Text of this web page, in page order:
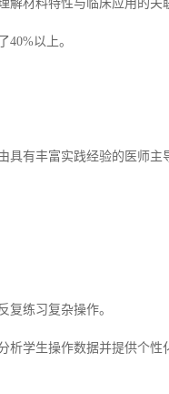
解材料特性与临床应用的关
以上。
有丰富实践经验的医师主
复练习复杂操作。
学生操作数据并提供个性